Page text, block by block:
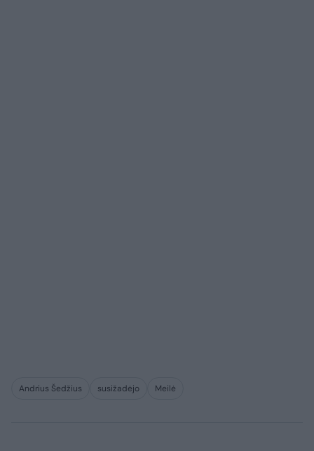
Andrius Šedžius susižadėjo Meilė